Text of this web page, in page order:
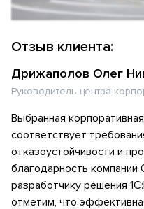
Отзыв клиента:
Дрижаполов Олег
Руководитель центра
Выбранная
соответствует
отказоустойчивости и
благодарность
разработчику решения
отметим, что